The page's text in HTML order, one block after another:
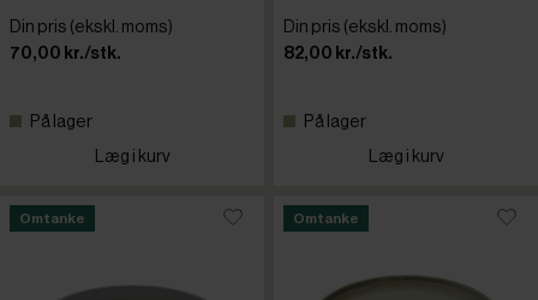
Din pris (ekskl. moms)
70,00 kr./stk.
På lager
Læg i kurv
Din pris (ekskl. moms)
82,00 kr./stk.
På lager
Læg i kurv
Omtanke Omtanke